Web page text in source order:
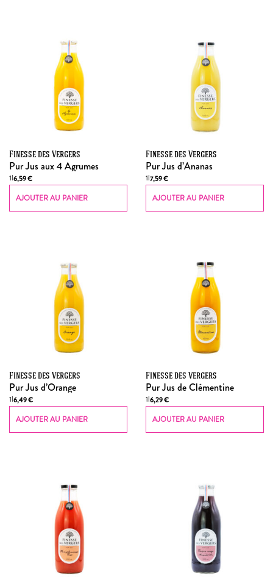
Finesse des Vergers
Pur Jus aux 4 Agrumes
1l6,59€
AJOUTER AU PANIER
Finesse des Vergers
Pur Jus d’Ananas
1l7,59€
AJOUTER AU PANIER
Finesse des Vergers
Pur Jus d’Orange
1l6,49€
AJOUTER AU PANIER
Finesse des Vergers
Pur Jus de Clémentine
1l6,29€
AJOUTER AU PANIER